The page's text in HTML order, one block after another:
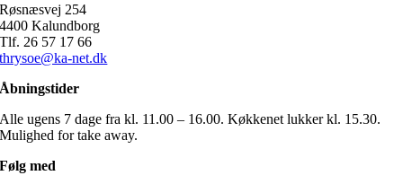
Røsnæsvej 254
4400 Kalundborg
Tlf. 26 57 17 66
thrysoe@ka-net.dk
Åbningstider
Alle ugens 7 dage fra kl. 11.00 – 16.00. Køkkenet lukker kl. 15.30.
Mulighed for take away.
Følg med